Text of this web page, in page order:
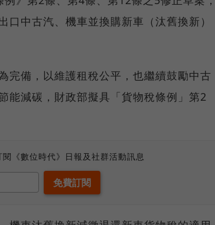
中古汽、機車並換購新車（汰舊換新）
完備，以維護租稅公平，也繼續鼓勵中古
能減碳，財政部擬具「貨物稅條例」第2
《數位時代》日報及社群活動訊息